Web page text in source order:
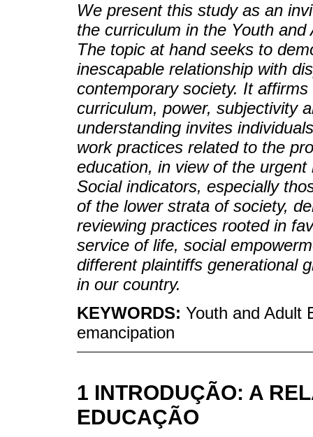
We present this study as an
the curriculum in the Youth
The topic at hand seeks to
inescapable relationship with
contemporary society. It
curriculum, power, subjectivity
understanding invites
work practices related to the
education, in view of the
Social indicators, especially
of the lower strata of society,
reviewing practices rooted in
service of life, social
different plaintiffs generational
in our country.
KEYWORDS: Youth and Adult
emancipation
1 INTRODUÇÃO: A
EDUCAÇÃO